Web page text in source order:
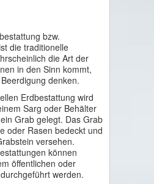
bzw.
die traditionelle
die Art der
in den Sinn kommt,
denken.
Erdbestattung wird
Sarg oder Behälter
Grab gelegt. Das Grab
oder Rasen bedeckt und
versehen.
können
öffentlichen oder
werden.